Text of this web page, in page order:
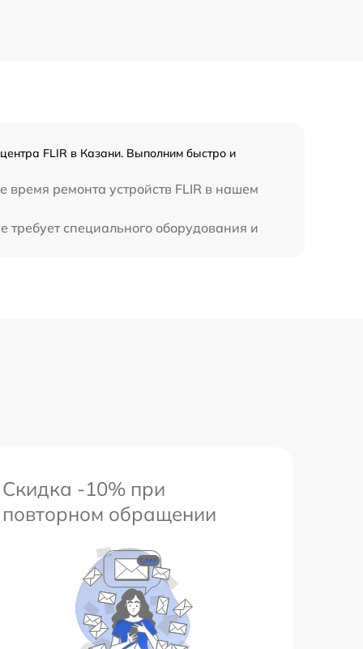
FLIR в Казани. Выполним быстро и
время ремонта устройств FLIR в нашем
требует специального оборудования и
Скидка -10% при
повторном обращении